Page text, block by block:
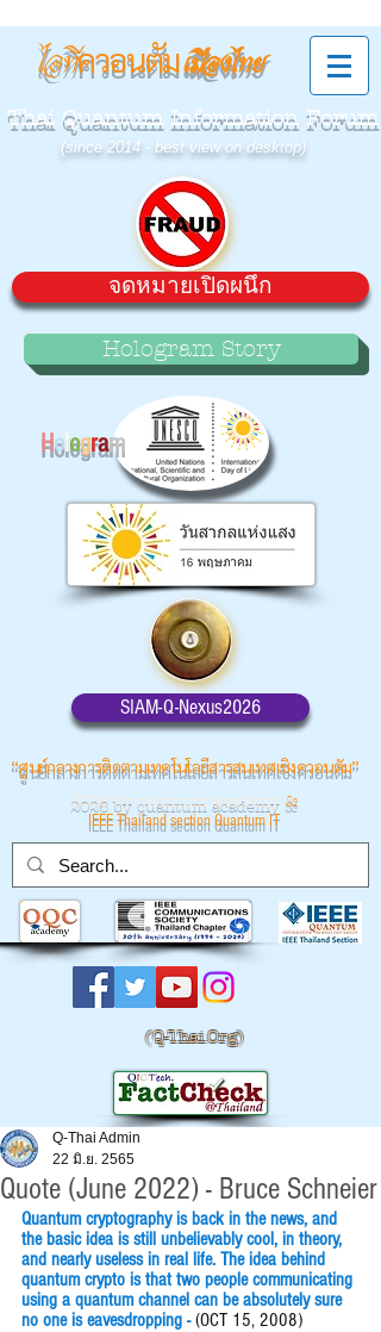
ไอทีควอนตัมเมืองไทย
Thai Quantum Information Forum
(since 2014 - best view on desktop)
จดหมายเปิดผนึก
Hologram Story
Hologram
SIAM-Q-Nexus2026
“ศูนย์กลางการติดตามเทคโนโลยีสารสนเทศเชิงควอนตัม”
2026 by quantum academy &
IEEE Thailand section Quantum IT
(Q-Thai.Org)
Quote (June 2022) - Bruce Schneier
Q-Thai Admin
22 มิ.ย. 2565
Quantum cryptography is back in the news, and
the basic idea is still unbelievably cool, in theory,
and nearly useless in real life. The idea behind
quantum crypto is that two people communicating
using a quantum channel can be absolutely sure
no one is eavesdropping - (OCT 15, 2008)